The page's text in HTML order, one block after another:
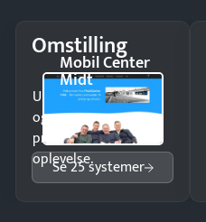
Omstilling
Mobil Center
Midt
Undgå tabte opkald
og giv kunderne en
professionel
oplevelse.
Se 25 systemer